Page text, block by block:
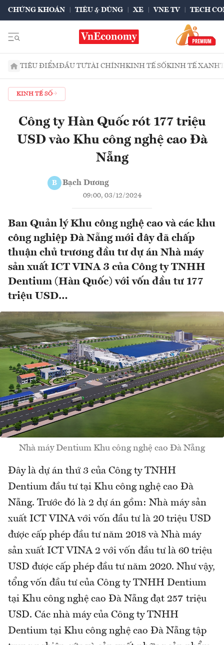
CHỨNG KHOÁN TIÊU & DÙNG XE VNE TV TECH
TIÊU ĐIỂMĐẦU TƯTÀI CHÍNHKINH TẾ SỐKINH TẾ XANH
KINH TẾ SỐ
Công ty Hàn Quốc rót 177 triệu
USD vào Khu công nghệ cao Đà
Nẵng
B Bạch Dương
09:00, 03/12/2024
Ban Quản lý Khu công nghệ cao và các khu
công nghiệp Đà Nẵng mới đây đã chấp
thuận chủ trương đầu tư dự án Nhà máy
sản xuất ICT VINA 3 của Công ty TNHH
Dentium (Hàn Quốc) với vốn đầu tư 177
triệu USD…
Nhà máy Dentium Khu công nghệ cao Đà Nẵng
Đây là dự án thứ 3 của Công ty TNHH
Dentium đầu tư tại Khu công nghệ cao Đà
Nẵng. Trước đó là 2 dự án gồm: Nhà máy sản
xuất ICT VINA với vốn đầu tư là 20 triệu USD
được cấp phép đầu tư năm 2018 và Nhà máy
sản xuất ICT VINA 2 với vốn đầu tư là 60 triệu
USD được cấp phép đầu tư năm 2020. Như vậy,
tổng vốn đầu tư của Công ty TNHH Dentium
tại Khu công nghệ cao Đà Nẵng đạt 257 triệu
USD. Các nhà máy của Công ty TNHH
Dentium tại Khu công nghệ cao Đà Nẵng tập